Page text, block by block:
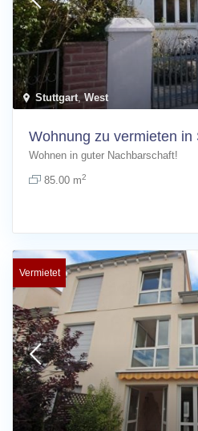
Stuttgart,West
Wohnung zu vermieten in
Wohnen in guter Nachbarschaft!
85.00 m2
Vermietet